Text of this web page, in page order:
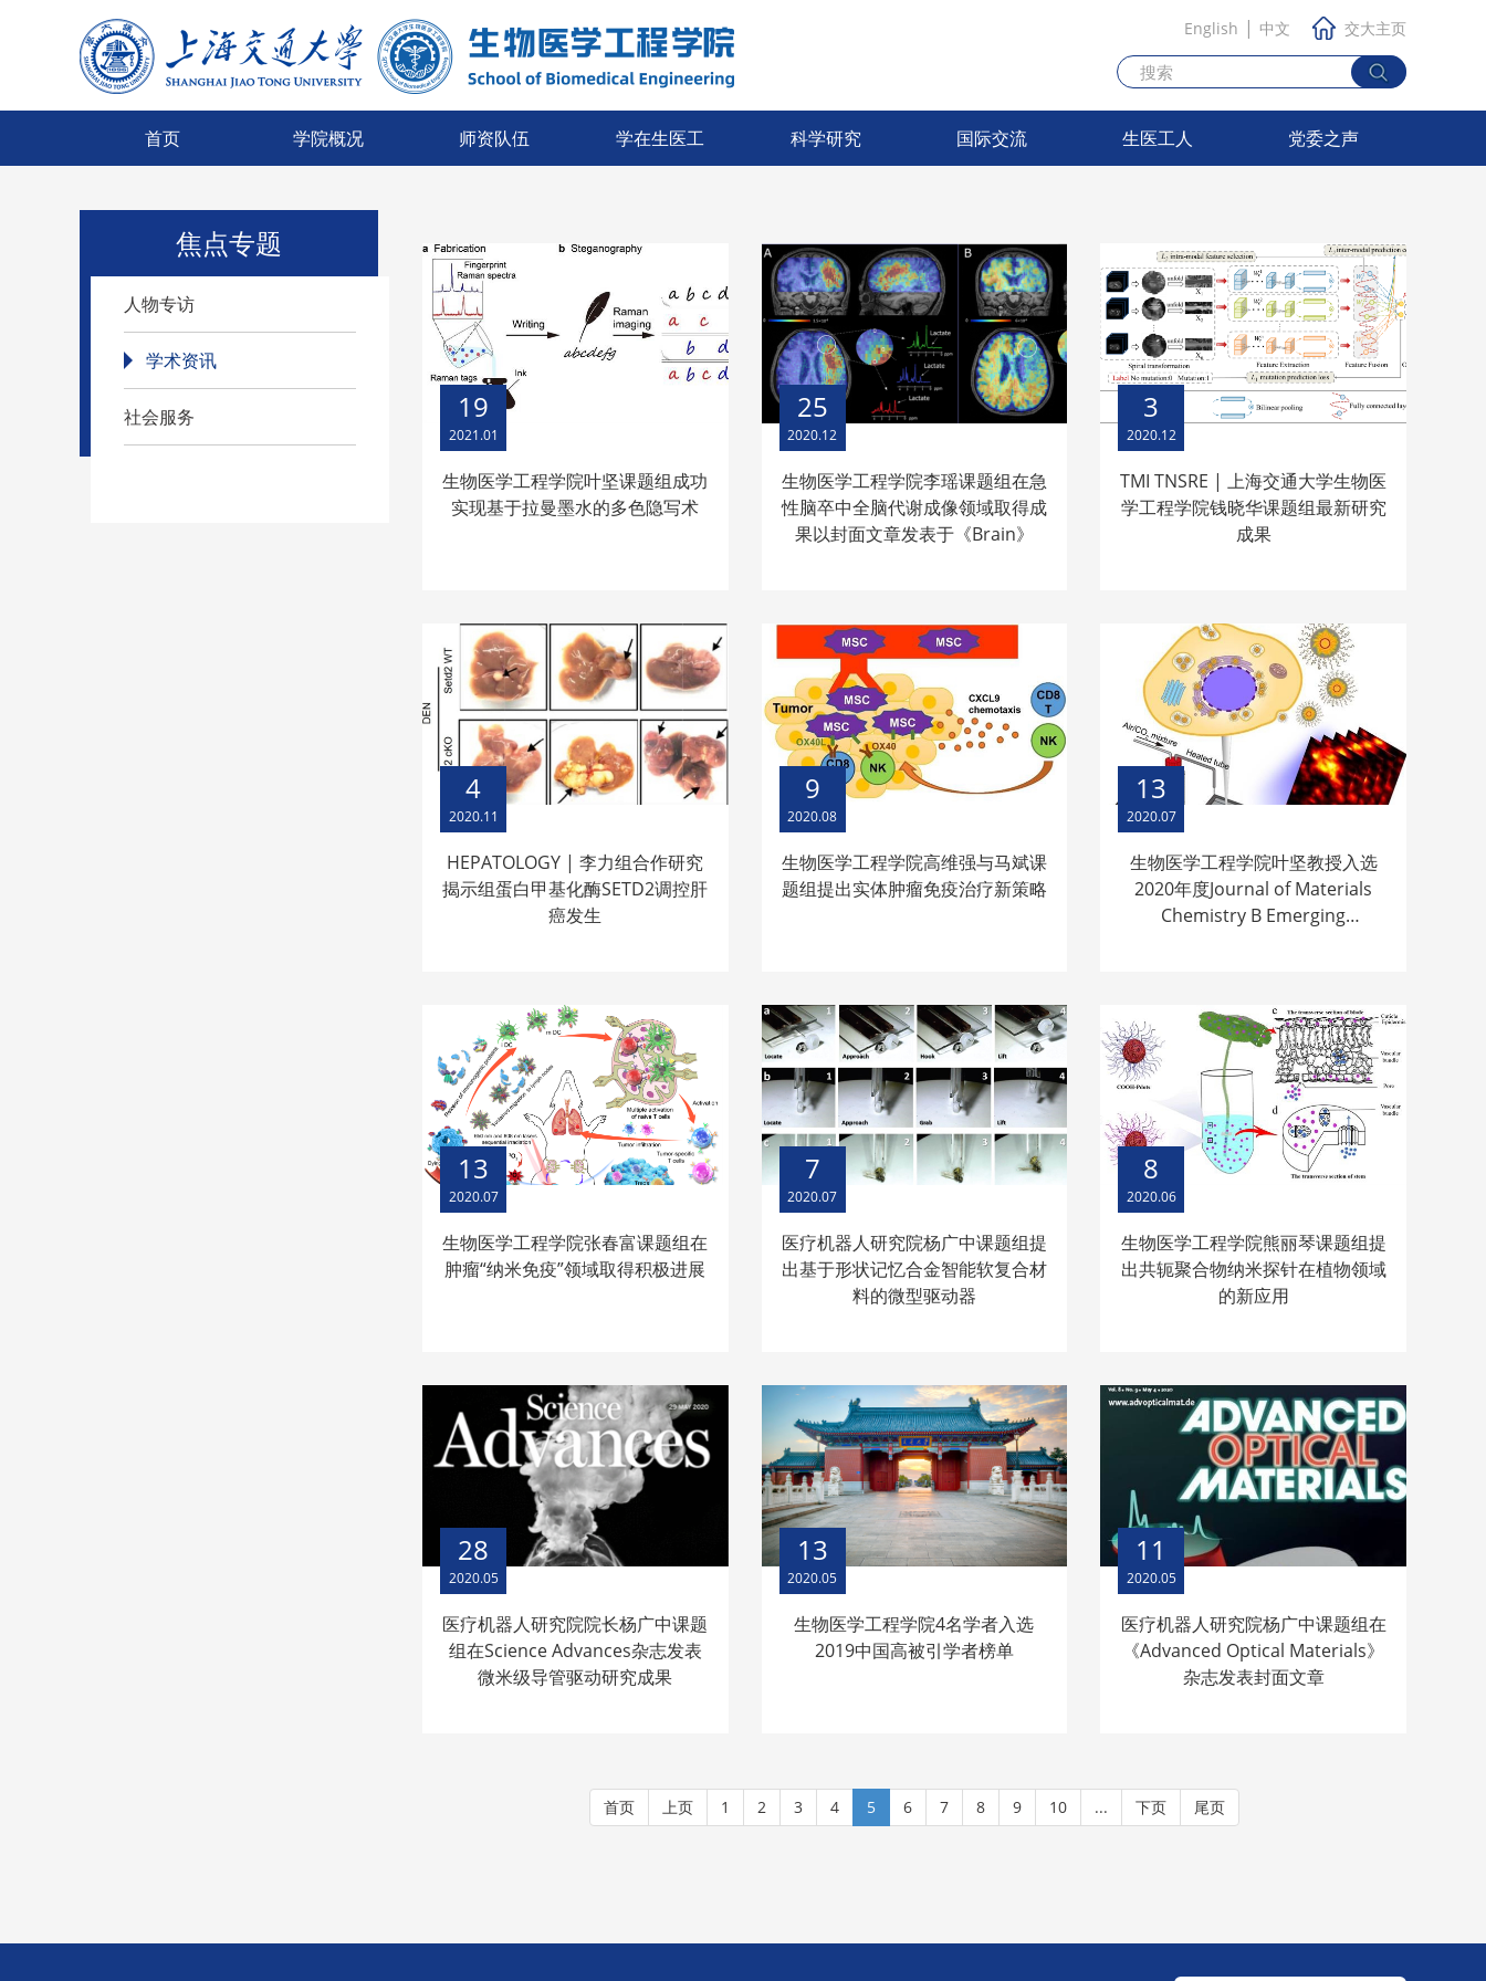
首页 学院概况 师资队伍 学在生医工 科学研究 国际交流 生医工人 党委之声
English | 中文 交大主页
焦点专题
人物专访
学术资讯
社会服务 19
2021.01
生物医学工程学院叶坚课题组成功
实现基于拉曼墨水的多色隐写术
25
2020.12
生物医学工程学院李瑶课题组在急
性脑卒中全脑代谢成像领域取得成
果以封面文章发表于《Brain》
3
2020.12
TMI TNSRE | 上海交通大学生物医
学工程学院钱晓华课题组最新研究
成果
4
2020.11
HEPATOLOGY | 李力组合作研究
揭示组蛋白甲基化酶SETD2调控肝
癌发生
9
2020.08
生物医学工程学院高维强与马斌课
题组提出实体肿瘤免疫治疗新策略
13
2020.07
生物医学工程学院叶坚教授入选
2020年度Journal of Materials
Chemistry B Emerging
13
2020.07
生物医学工程学院张春富课题组在
肿瘤“纳米免疫”领域取得积极进展
7
2020.07
医疗机器人研究院杨广中课题组提
出基于形状记忆合金智能软复合材
料的微型驱动器
8
2020.06
生物医学工程学院熊丽琴课题组提
出共轭聚合物纳米探针在植物领域
的新应用
28
2020.05
医疗机器人研究院院长杨广中课题
组在Science Advances杂志发表
微米级导管驱动研究成果
13
2020.05
生物医学工程学院4名学者入选
2019中国高被引学者榜单
11
2020.05
医疗机器人研究院杨广中课题组在
《Advanced Optical Materials》
杂志发表封面文章
首页 上页 1 2 3 4 5 6 7 8 9 10 ... 下页 尾页